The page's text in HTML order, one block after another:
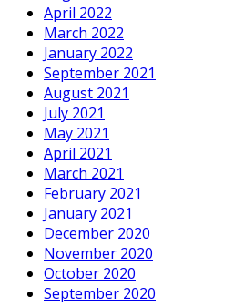
April 2022
March 2022
January 2022
September 2021
August 2021
July 2021
May 2021
April 2021
March 2021
February 2021
January 2021
December 2020
November 2020
October 2020
September 2020